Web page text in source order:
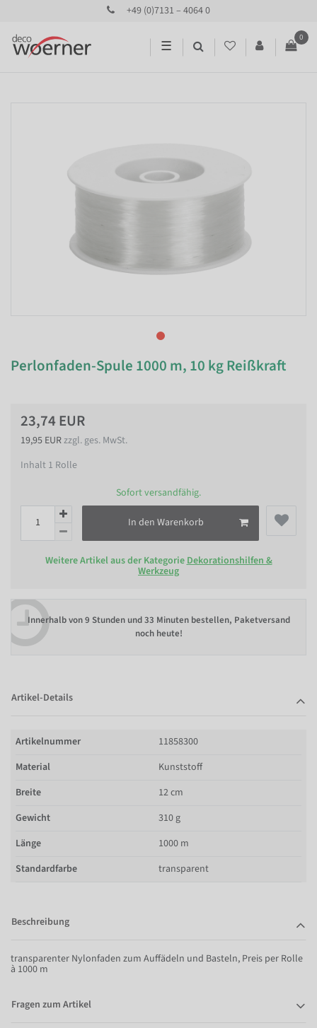
+49 (0)7131 – 4064 0
☰
0
Perlonfaden-Spule 1000 m, 10 kg Reißkraft
23,74 EUR
19,95 EURzzgl. ges. MwSt.
Inhalt 1 Rolle
Sofort versandfähig.
In den Warenkorb
Weitere Artikel aus der Kategorie Dekorationshilfen &
Werkzeug
Innerhalb von9 Stunden und 33 Minuten bestellen, Paketversand
noch heute!
Artikel-Details
Artikelnummer
11858300
Material
Kunststoff
Breite
12 cm
Gewicht
310 g
Länge
1000 m
Standardfarbe
transparent
Beschreibung
transparenter Nylonfaden zum Auffädeln und Basteln, Preis per Rolle
à 1000 m
Fragen zum Artikel